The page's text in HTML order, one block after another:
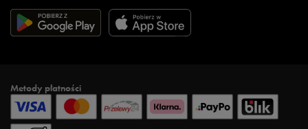
Metody płatności